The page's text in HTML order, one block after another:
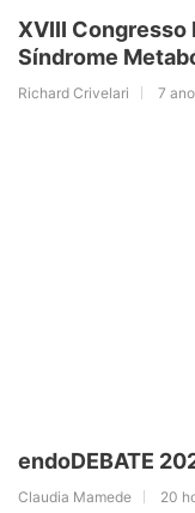
XVIII Congresso
Síndrome
Richard Crivelari 7
endoDEBATE
Claudia Mamede 20